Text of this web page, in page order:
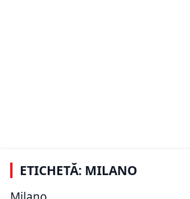
ETICHETĂ: MILANO
Dacia intră cu un nou model într-un
segment strategic. Striker mizează
pe trei motorizări și un preț sub